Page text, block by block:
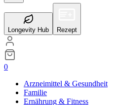
Longevity Hub Rezept
0
Arzneimittel & Gesundheit
Familie
Ernährung & Fitness